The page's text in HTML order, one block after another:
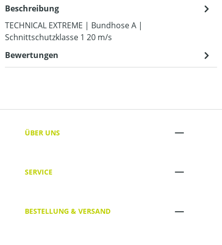
Beschreibung
TECHNICAL EXTREME | Bundhose A |
Schnittschutzklasse 1 20 m/s
Bewertungen
ÜBER UNS
SERVICE
BESTELLUNG & VERSAND